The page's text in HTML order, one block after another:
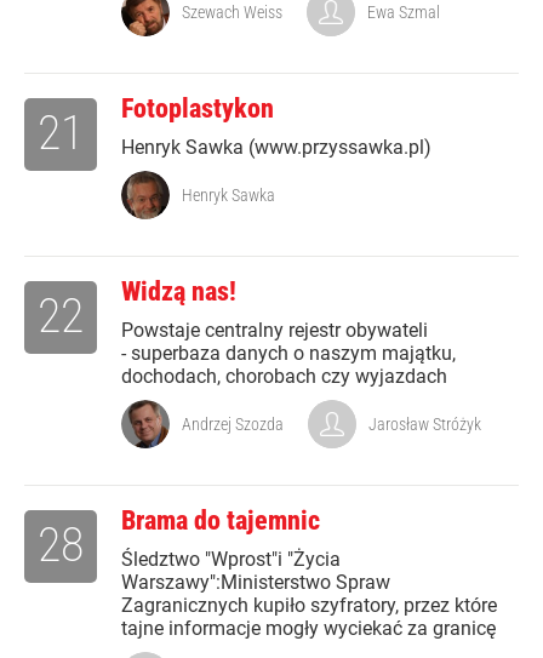
Szewach Weiss Ewa Szmal
Fotoplastykon
Henryk Sawka (www.przyssawka.pl)
21
Henryk Sawka
Widzą nas!
Powstaje centralny rejestr obywateli
- superbaza danych o naszym majątku,
dochodach, chorobach czy wyjazdach
22
Andrzej Szozda Jarosław Stróżyk
Brama do tajemnic
Śledztwo "Wprost"i "Życia
Warszawy":Ministerstwo Spraw
Zagranicznych kupiło szyfratory, przez które
tajne informacje mogły wyciekać za granicę
28